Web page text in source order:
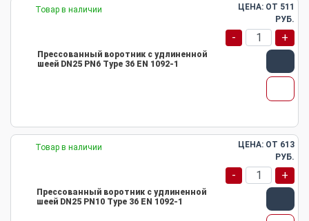
Товар в наличии
Прессованный воротник с удлиненной
шеей DN25 PN6 Type 36 EN 1092-1
ЦЕНА: ОТ 511
РУБ.
- +
Товар в наличии
Прессованный воротник с удлиненной
шеей DN25 PN10 Type 36 EN 1092-1
ЦЕНА: ОТ 613
РУБ.
- +